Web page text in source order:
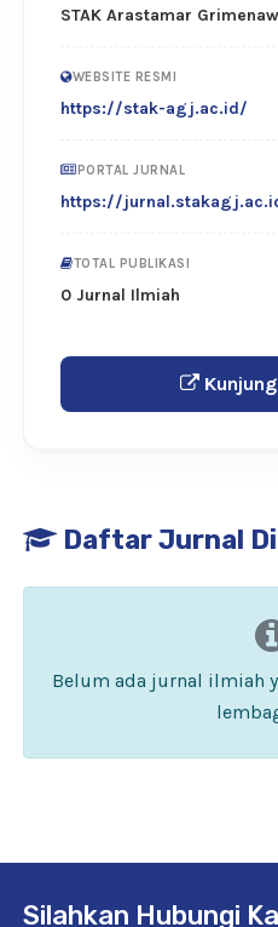
STAK Arastamar
WEBSITE RESMI
https://stak-agj.ac.id/
PORTAL JURNAL
https://
TOTAL PUBLIKASI
0 Jurnal Ilmiah
Daftar Jurnal
Belum ada jurnal ilmiah
Silahkan Hubungi